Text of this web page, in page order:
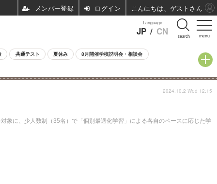
menu
Language
JP / CN search
共通テスト 夏休み 8月開催学校説明会・相談会
に、少人数制（35名）で「個別最適化学習」による各自のペースに応じた学
2024.10.2 Wed 12:15
ログイン こんにちは、ゲストさん